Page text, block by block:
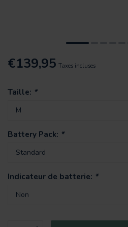
€139,95 Taxes incluses
Taille: *
Battery Pack: *
Indicateur de batterie: *